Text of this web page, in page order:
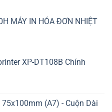
MÁY IN HÓA ĐƠN NHIỆT
XP-DT108B Chính
(A7) - Cuộn Dài